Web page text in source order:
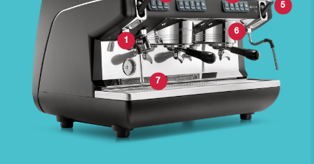
1
5
6
7